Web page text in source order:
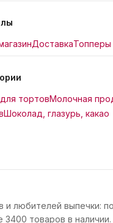
ДоставкаТопперы
тортовМолочная
Шоколад, глазурь, какао
любителей выпечки:
товаров в наличии.